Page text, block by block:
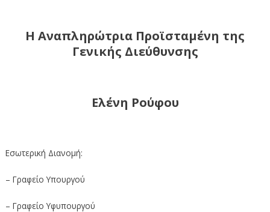
Η Αναπληρώτρια Προϊσταμένη της
Γενικής Διεύθυνσης
Ελένη Ρούφου
Εσωτερική Διανομή:
– Γραφείο Υπουργού
– Γραφείο Υφυπουργού